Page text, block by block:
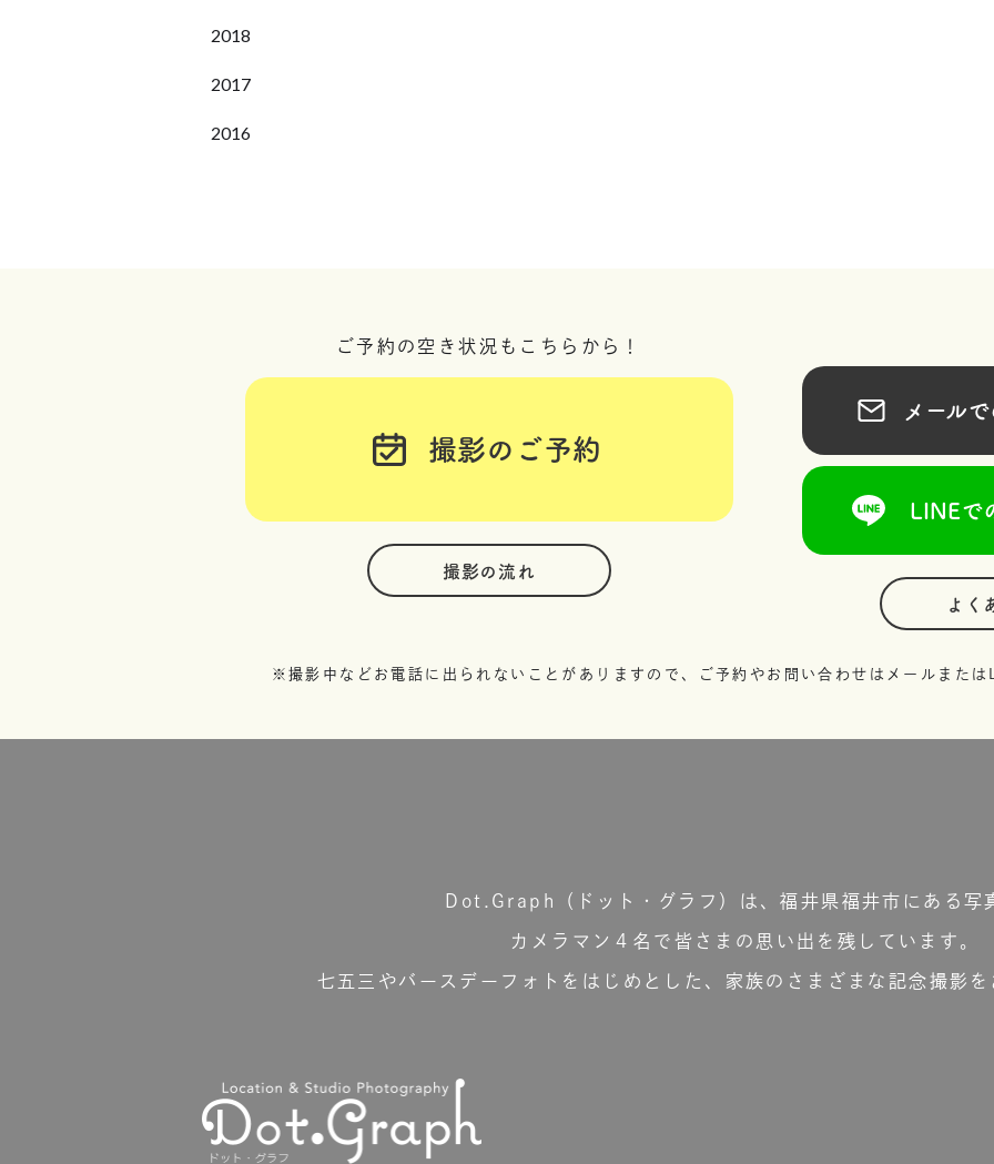
2018
2017
2016
ご予約の空き状況もこちらから！
撮影のご予約
撮影の流れ
メールで
LINEでの
よく
※撮影中などお電話に出られないことがありますので、ご予約やお問い合わせはメールまたは
Dot.Graph（ドット・グラフ）は、福井県福井市にある写
カメラマン４名で皆さまの思い出を残しています。
七五三やバースデーフォトをはじめとした、家族のさまざまな記念撮影を